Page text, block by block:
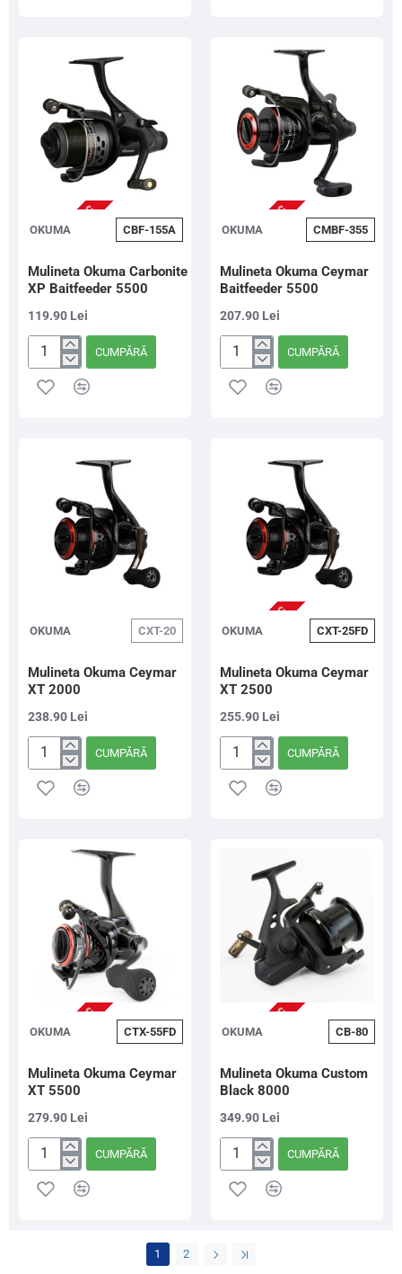
NU ESTE IN STOC
OKUMA CBF-155A
Mulineta Okuma Carbonite
XP Baitfeeder 5500
119.90 Lei
Mulineta
Carbonite
CUMPĂRĂ
NU ESTE IN STOC
OKUMA CMBF-355
Mulineta Okuma Ceymar
Baitfeeder 5500
207.90 Lei
Mulineta
Ceymar
CUMPĂRĂ
OKUMA CXT-20
Mulineta Okuma Ceymar
XT 2000
238.90 Lei
Mulineta
Ceymar
CUMPĂRĂ
NU ESTE IN STOC
OKUMA CXT-25FD
Mulineta Okuma Ceymar
XT 2500
255.90 Lei
Mulineta
Ceymar
CUMPĂRĂ
NU ESTE IN STOC
OKUMA CTX-55FD
Mulineta Okuma Ceymar
XT 5500
279.90 Lei
Mulineta
Ceymar
CUMPĂRĂ
NU ESTE IN STOC
OKUMA CB-80
Mulineta Okuma Custom
Black 8000
349.90 Lei
Mulineta
Custom
CUMPĂRĂ
1 2